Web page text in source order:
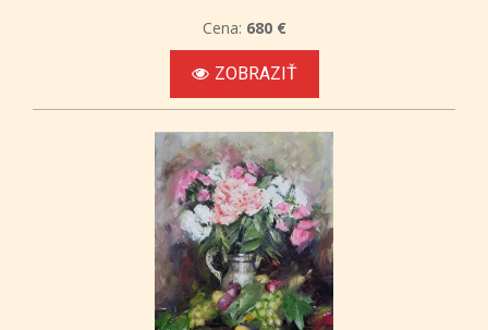
Cena: 680 €
ZOBRAZIŤ